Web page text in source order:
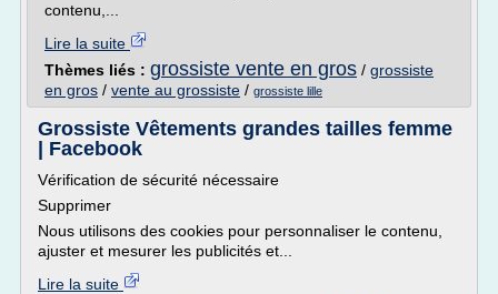
contenu,...
Lire la suite
Thèmes liés : grossiste vente en gros / grossiste
en gros / vente au grossiste / grossiste lille
Grossiste Vêtements grandes tailles femme
| Facebook
Vérification de sécurité nécessaire
Supprimer
Nous utilisons des cookies pour personnaliser le contenu,
ajuster et mesurer les publicités et...
Lire la suite